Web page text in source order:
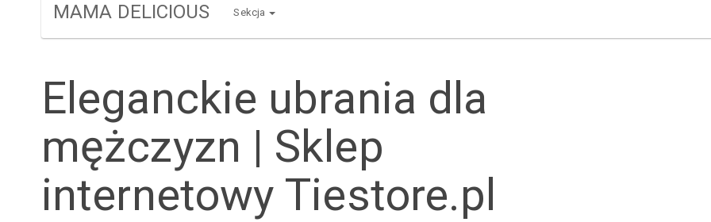
MAMA DELICIOUS Sekcja
Eleganckie ubrania dla
mężczyzn | Sklep
internetowy Tiestore.pl